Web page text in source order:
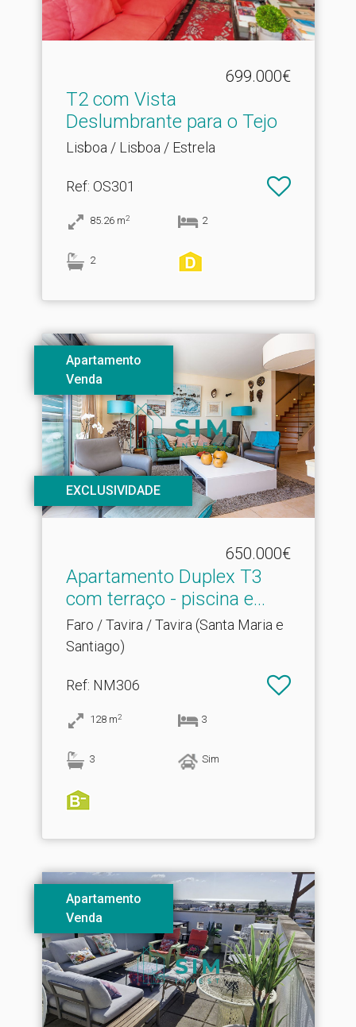
699.000€
T2 com Vista
Deslumbrante para o Tejo
Lisboa / Lisboa / Estrela
Ref: OS301
85.26 m2 2
2
Apartamento
Venda
EXCLUSIVIDADE
650.000€
Apartamento Duplex T3
com terraço - piscina e.​..
Faro / Tavira / Tavira (Santa Maria e
Santiago)
Ref: NM306
128 m2 3
3 Sim
Apartamento
Venda